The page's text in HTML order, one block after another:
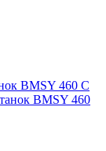
BMSY 460 C